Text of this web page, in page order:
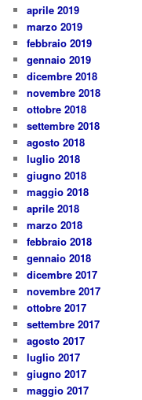
aprile 2019
marzo 2019
febbraio 2019
gennaio 2019
dicembre 2018
novembre 2018
ottobre 2018
settembre 2018
agosto 2018
luglio 2018
giugno 2018
maggio 2018
aprile 2018
marzo 2018
febbraio 2018
gennaio 2018
dicembre 2017
novembre 2017
ottobre 2017
settembre 2017
agosto 2017
luglio 2017
giugno 2017
maggio 2017